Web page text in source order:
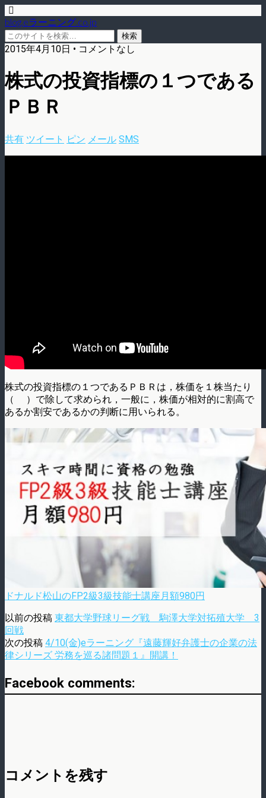
blog.eラーニング.co.jp
2015年4月10日 • コメントなし
株式の投資指標の１つである
ＰＢＲ
共有 ツイート ピン メール SMS
株式の投資指標の１つであるＰＢＲは，株価を１株当たり
（ ）で除して求められ，一般に，株価が相対的に割高で
あるか割安であるかの判断に用いら­れる。
ドナルド松山のFP2級3級技能士講座月額980円
以前の投稿 東都大学野球リーグ戦 駒澤大学対拓殖大学 3
回戦
次の投稿 4/10(金)eラーニング『遠藤輝好弁護士の企業の法
律シリーズ 労務を巡る諸問題１』開講！
Facebook comments:
コメントを残す